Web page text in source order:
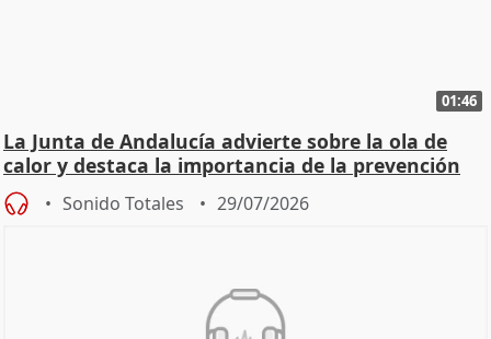
01:46
La Junta de Andalucía advierte sobre la ola de
calor y destaca la importancia de la prevención
Sonido Totales 29/07/2026